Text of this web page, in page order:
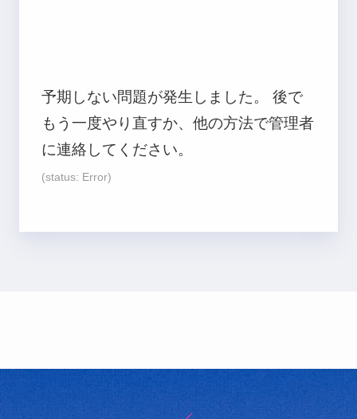
予期しない問題が発生しました。 後で
もう一度やり直すか、他の方法で管理者
に連絡してください。
(status: Error)